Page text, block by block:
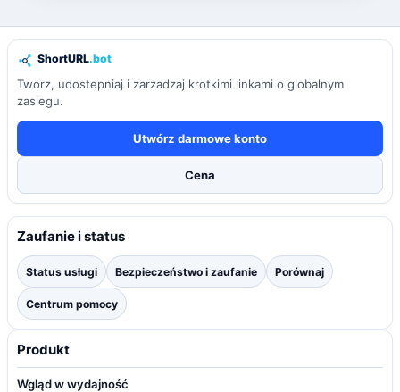
Tworz, udostepniaj i zarzadzaj krotkimi linkami o globalnym
zasiegu.
Utwórz darmowe konto
Cena
Zaufanie i status
Status usługi Bezpieczeństwo i zaufanie Porównaj
Centrum pomocy
Produkt
Wgląd w wydajność